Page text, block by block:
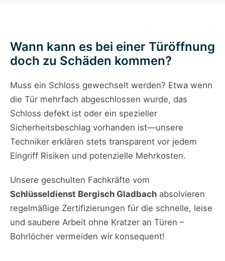
Wann kann es bei einer Türöffnung
doch zu Schäden kommen?
Muss ein Schloss gewechselt werden? Etwa wenn
die Tür mehrfach abgeschlossen wurde, das
Schloss defekt ist oder ein spezieller
Sicherheitsbeschlag vorhanden ist—unsere
Techniker erklären stets transparent vor jedem
Eingriff Risiken und potenzielle Mehrkosten.
Unsere geschulten Fachkräfte vom
Schlüsseldienst Bergisch Gladbach absolvieren
regelmäßige Zertifizierungen für die schnelle, leise
und saubere Arbeit ohne Kratzer an Türen –
Bohrlöcher vermeiden wir konsequent!